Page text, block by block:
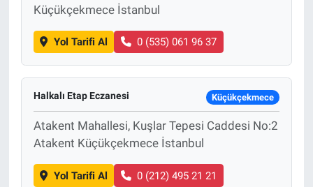
Küçükçekmece İstanbul
Yol Tarifi Al 0 (535) 061 96 37
Halkalı Etap Eczanesi Küçükçekmece
Atakent Mahallesi, Kuşlar Tepesi Caddesi No:2
Atakent Küçükçekmece İstanbul
Yol Tarifi Al 0 (212) 495 21 21